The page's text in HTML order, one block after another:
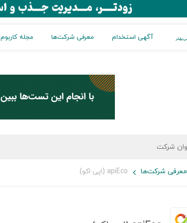
آگهی استخدام معرفی شرکت‌ها مجله کاربوم
معرفی شرکت‌ها apiEco (اپی اکو)